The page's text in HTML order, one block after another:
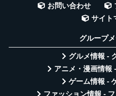
お問い合わせ
サイト
グループ
グルメ情報 -
アニメ・漫画情報
ゲーム情報 -
ファッション情報 -